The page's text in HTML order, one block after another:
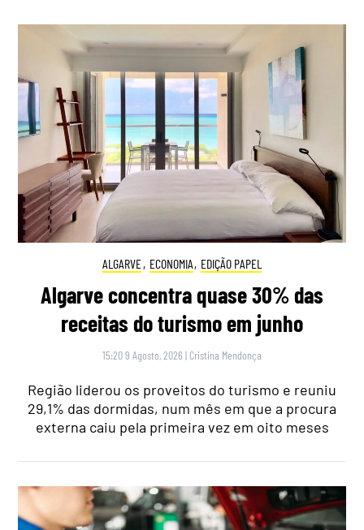
ALGARVE, ECONOMIA, EDIÇÃO PAPEL
Algarve concentra quase 30% das
receitas do turismo em junho
15:20 9 Agosto, 2026 | Cristina Mendonça
Região liderou os proveitos do turismo e reuniu
29,1% das dormidas, num mês em que a procura
externa caiu pela primeira vez em oito meses